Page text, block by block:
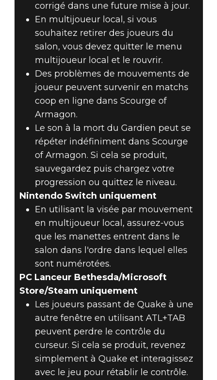
corrigé dans une future mise à jour.
En multijoueur local, si vous
souhaitez retirer des joueurs du
salon, vous devez quitter le menu
multijoueur local et le rouvrir.
Des problèmes de mouvements de
joueur peuvent survenir en matchs
coop en ligne dans Scourge of
Armagon.
Le son à la mort du Gardien peut se
répéter indéfiniment dans Scourge
of Armagon. Si cela se produit,
sauvegardez puis chargez votre
progression ou quittez le niveau.
Nintendo Switch uniquement
En utilisant la visée par mouvement
en multijoueur local, assurez-vous
que les manettes entrent dans le
salon dans l'ordre dans lequel elles
sont numérotées.
PC Lanceur Bethesda/Microsoft
Store/Steam uniquement
Les joueurs passant de Quake à une
autre fenêtre en utilisant ATL+TAB
peuvent perdre le contrôle du
curseur. Si cela se produit, revenez
simplement à Quake et interagissez
avec le jeu pour rétablir le contrôle.